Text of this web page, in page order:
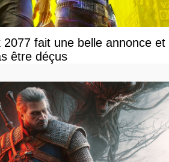
2077 fait une belle annonce et
être déçus